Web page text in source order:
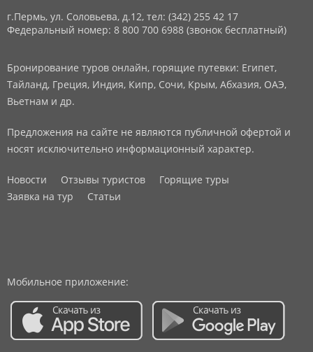
г.Пермь, ул. Соловьева, д.12, тел: (342) 255 42 17
Федеральный номер: 8 800 700 6988 (звонок бесплатный)
Бронирование туров онлайн, горящие путевки: Египет,
Тайланд, Греция, Индия, Кипр, Сочи, Крым, Абхазия, ОАЭ,
Вьетнам и др.
Предложения на сайте не являются публичной офертой и
носят исключительно информационный характер.
Новости Отзывы туристов
Горящие туры
Заявка на тур
Статьи
Мобильное приложение: